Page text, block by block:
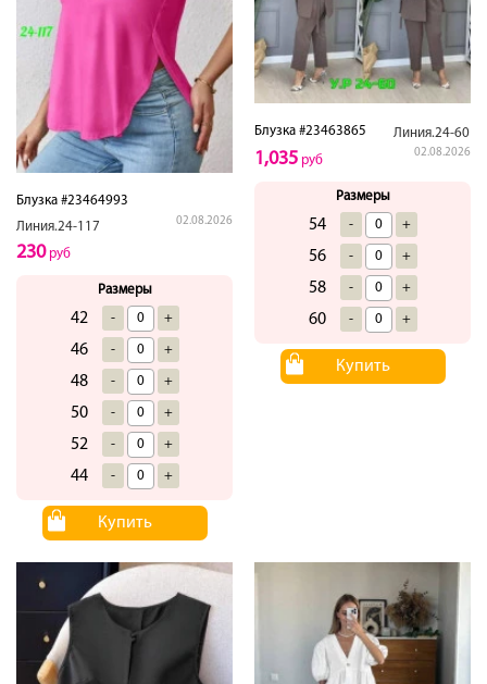
Блузка #23464993
Линия.24-117
02.08.2026
230руб
Размеры
42 - +
46 - +
48 - +
50 - +
52 - +
44 - +
Купить
Блузка #23463865 Линия.24-60
02.08.2026
1,035 руб
Размеры
54 - +
56 - +
58 - +
60 - +
Купить